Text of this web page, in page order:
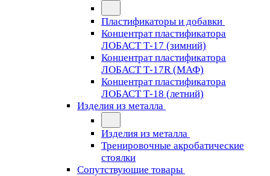
Пластификаторы и добавки
Концентрат пластификатора
ЛОБАСТ Т-17 (зимний)
Концентрат пластификатора
ЛОБАСТ Т-17R (МАФ)
Концентрат пластификатора
ЛОБАСТ Т-18 (летний)
Изделия из металла
Изделия из металла
Тренировочные акробатические
стоялки
Сопутствующие товары